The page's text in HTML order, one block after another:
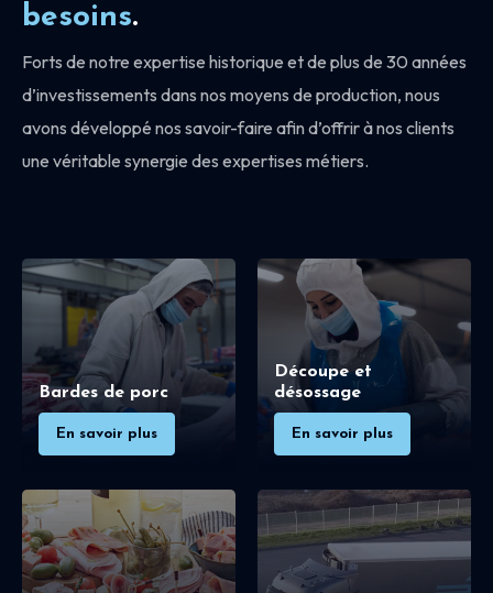
besoins.
Forts de notre expertise historique et de plus de 30 années
d’investissements dans nos moyens de production, nous
avons développé nos savoir-faire afin d’offrir à nos clients
une véritable synergie des expertises métiers.
Bardes de porc
En savoir plus
Découpe et
désossage
En savoir plus